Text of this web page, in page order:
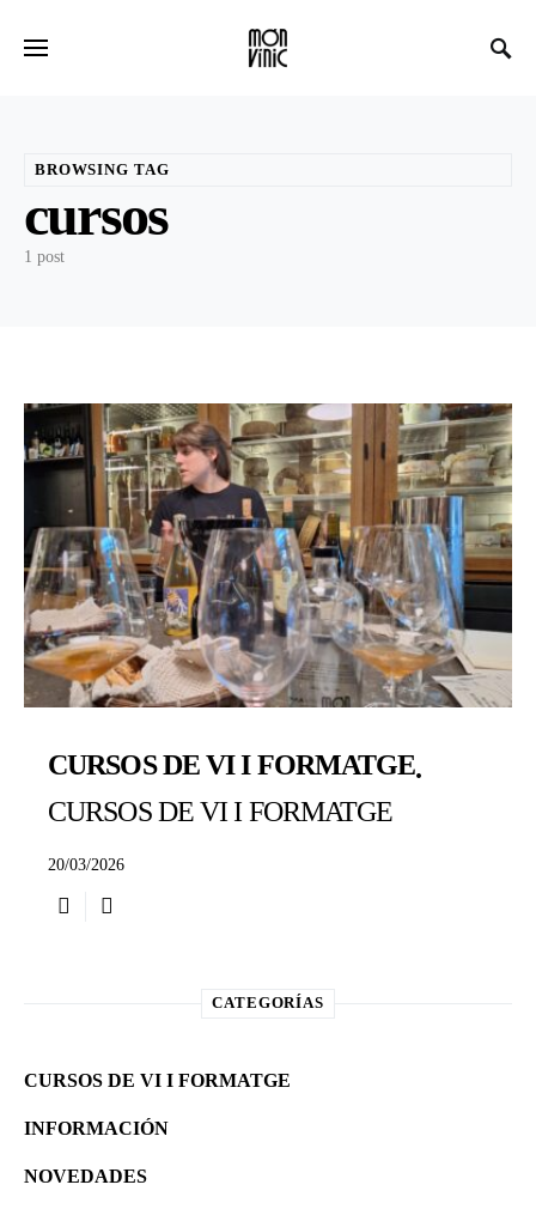
BROWSING TAG
cursos
1 post
CURSOS DE VI I FORMATGE
CURSOS DE VI I FORMATGE
20/03/2026
CATEGORÍAS
CURSOS DE VI I FORMATGE
INFORMACIÓN
NOVEDADES